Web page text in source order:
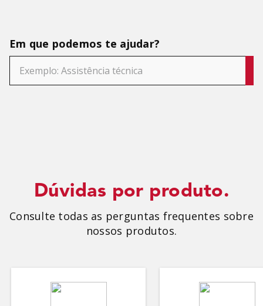
Em que podemos te ajudar?
Dúvidas por produto.
Consulte todas as perguntas frequentes sobre
nossos produtos.